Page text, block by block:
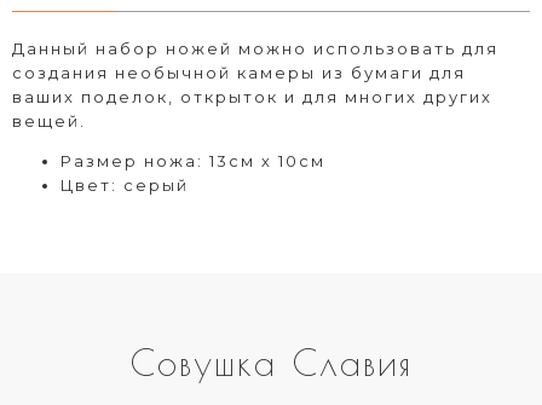
Данный набор ножей можно использовать для
создания необычной камеры из бумаги для
ваших поделок, открыток и для многих других
вещей.
Размер ножа: 13см х 10см
Цвет: серый
Совушка Славия